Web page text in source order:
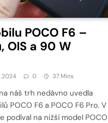
POCO F6 –
OIS a 90 W
0 37 Mins
náš trh nedávno uvedla
POCO F6 a POCO F6 Pro. V
podíval na nižší model POCO